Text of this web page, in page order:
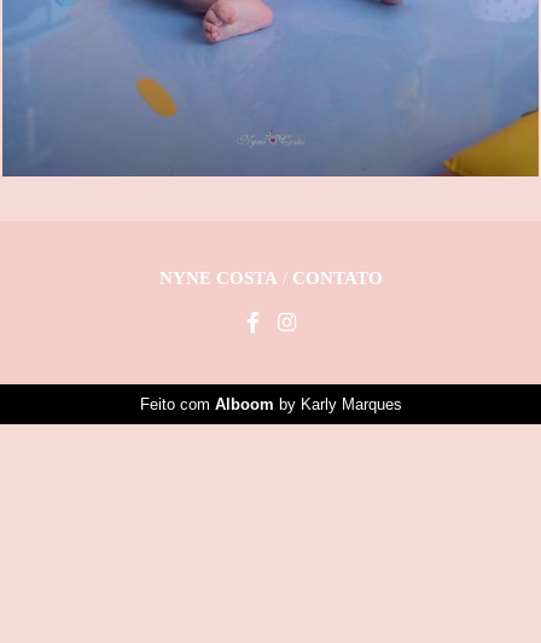
NYNE COSTA/ CONTATO
Feito com Alboom by Karly Marques